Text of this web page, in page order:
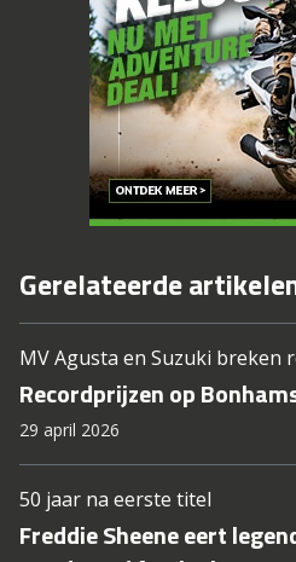
Gerelateerde
MV Agusta en Suzuki breken
Recordprijzen op
29 april 2026
50 jaar na eerste titel
Freddie Sheene eert